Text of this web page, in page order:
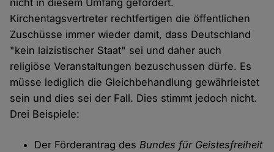
nicht in diesem Umfang gefördert.
Kirchentagsvertreter rechtfertigen die öffentlichen
Zuschüsse immer wieder damit, dass Deutschland
"kein laizistischer Staat" sei und daher auch
religiöse Veranstaltungen bezuschussen dürfe. Es
müsse lediglich die Gleichbehandlung gewährleistet
sein und dies sei der Fall. Dies stimmt jedoch nicht.
Drei Beispiele:
Der Förderantrag desBundes für Geistesfreiheit